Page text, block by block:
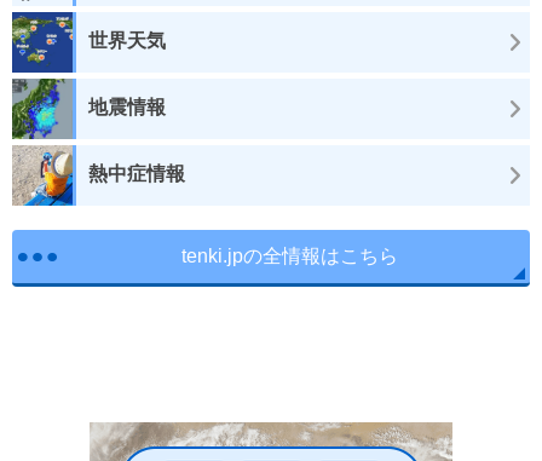
世界天気
地震情報
熱中症情報
tenki.jpの全情報はこちら